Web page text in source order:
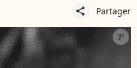
share Partager